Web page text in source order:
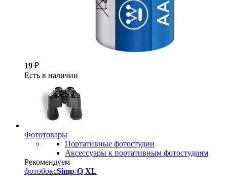
19 ₽
Есть в наличии
Фототовары
Портативные фотостудии
Аксессуары к портативным фотостудиям
Рекомендуем
фотобоксSimp-Q XL